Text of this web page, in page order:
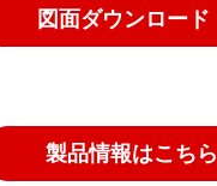
図面ダウンロード
製品情報はこちら